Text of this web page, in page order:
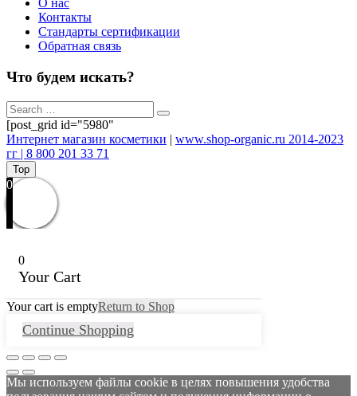
О нас
Контакты
Стандарты сертификации
Обратная связь
Что будем искать?
[post_grid id="5980"
Интернет магазин косметики | www.shop-organic.ru 2014-2023
гг | 8 800 201 33 71
Top
0
0
Your Cart
Your cart is emptyReturn to Shop
Continue Shopping
Мы используем файлы cookie в целях повышения удобства